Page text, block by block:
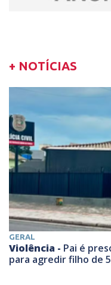
+ NOTÍCIAS
GERAL
Violência - Pai é
para agredir filho de